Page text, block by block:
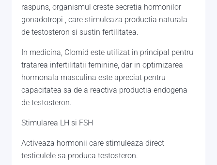
raspuns, organismul creste secretia hormonilor
gonadotropi , care stimuleaza productia naturala
de testosteron si sustin fertilitatea.
In medicina, Clomid este utilizat in principal pentru
tratarea infertilitatii feminine, dar in optimizarea
hormonala masculina este apreciat pentru
capacitatea sa de a reactiva productia endogena
de testosteron.
Stimularea LH si FSH
Activeaza hormonii care stimuleaza direct
testiculele sa produca testosteron.